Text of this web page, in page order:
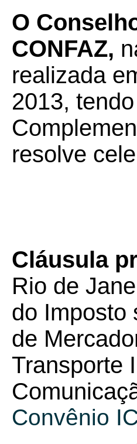
O
CONFAZ,
realizada
2013,
resolve
Cláusula
Rio de
do Imposto
de
Transporte
Convênio